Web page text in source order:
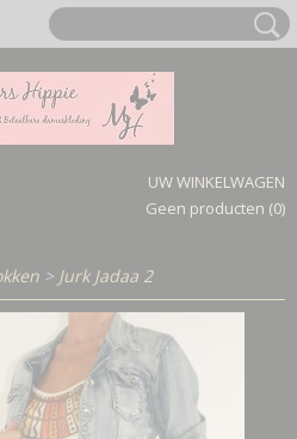
UW WINKELWAGEN
Geen producten (0)
> Jurk Jadaa 2